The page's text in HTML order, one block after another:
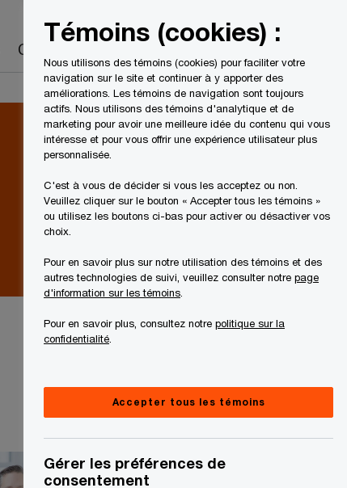
Carrières Recherche
Simon Lamarche
Témoins (cookies) :
Nous utilisons des témoins (cookies) pour faciliter votre
navigation sur le site et continuer à y apporter des
améliorations. Les témoins de navigation sont toujours
actifs. Nous utilisons des témoins d'analytique et de
marketing pour avoir une meilleure idée du contenu qui vous
intéresse et pour vous offrir une expérience utilisateur plus
personnalisée.
C'est à vous de décider si vous les acceptez ou non.
Veuillez cliquer sur le bouton « Accepter tous les témoins »
ou utilisez les boutons ci-bas pour activer ou désactiver vos
choix.
Pour en savoir plus sur notre utilisation des témoins et des
autres technologies de suivi, veuillez consulter notre page
d'information sur les témoins
Pour en savoir plus, consultez notre politique sur la
confidentialité
Accepter tous les témoins
Gérer les préférences de
consentement